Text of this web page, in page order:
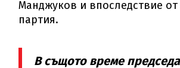
Манджуков и впоследствие от
партия.
В същото време